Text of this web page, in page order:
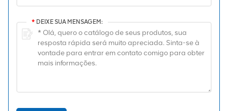
* DEIXE SUA MENSAGEM: